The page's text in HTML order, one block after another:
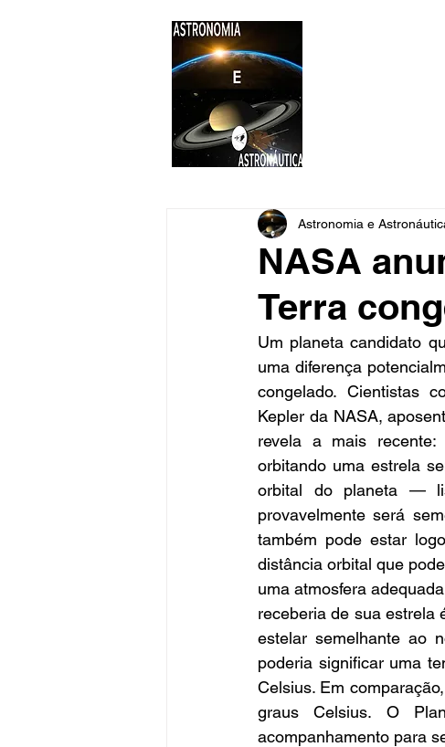
NASA
Terra
Astronomia e
Um planeta candidato
uma diferença
congelado. Cientistas
Kepler da NASA,
revela a mais
orbitando uma estrela
orbital do planeta —
provavelmente será
também pode estar
distância orbital que
uma atmosfera
receberia de sua estrela
estelar semelhante ao
poderia significar uma
Celsius. Em
graus Celsius. O
acompanhamento para